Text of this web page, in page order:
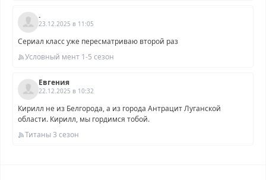
.
23.12.2025 в 11:05
Сериал класс уже пересматриваю второй раз
Условный мент 1-5 сезон
Евгения
22.12.2025 в 10:32
Кирилл не из Белгорода, а из города Антрацит Луганской
области. Кирилл, мы гордимся тобой.
Титаны 3 сезон